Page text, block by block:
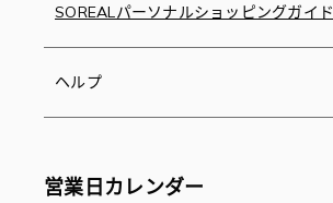
SOREALパーソナルショッピングガイド
ヘルプ
営業日カレンダー